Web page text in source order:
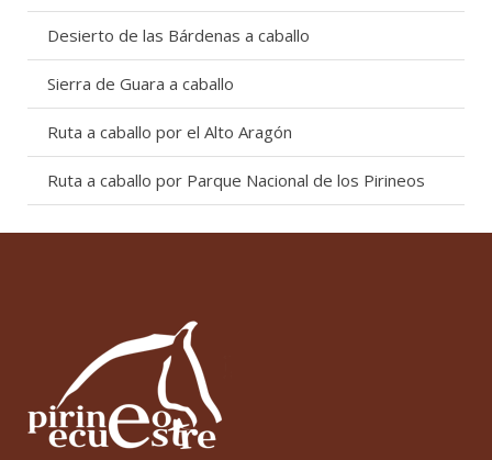
Desierto de las Bárdenas a caballo
Sierra de Guara a caballo
Ruta a caballo por el Alto Aragón
Ruta a caballo por Parque Nacional de los Pirineos